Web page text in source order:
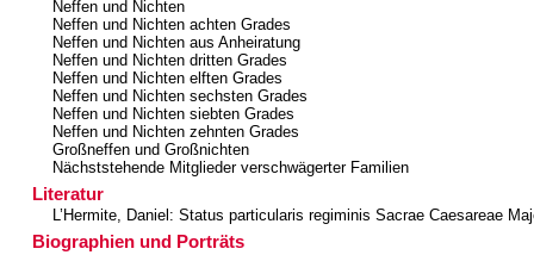
Neffen und Nichten
Neffen und Nichten achten Grades
Neffen und Nichten aus Anheiratung
Neffen und Nichten dritten Grades
Neffen und Nichten elften Grades
Neffen und Nichten sechsten Grades
Neffen und Nichten siebten Grades
Neffen und Nichten zehnten Grades
Großneffen und Großnichten
Nächststehende Mitglieder verschwägerter Familien
Literatur
L’Hermite, Daniel: Status particularis regiminis Sacrae Caesareae
Biographien und Porträts